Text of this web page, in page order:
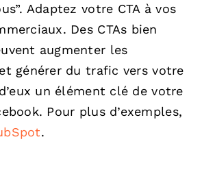
Adaptez votre CTA à vos
Des CTAs bien
augmenter les
générer du trafic vers votre
un élément clé de votre
Pour plus d’exemples,
.